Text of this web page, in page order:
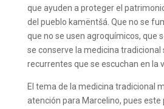
que ayuden a proteger el
del pueblo kamëntšá. Que no se
que no se usen agroquímicos, que
se conserve la medicina tradicional
recurrentes que se escuchan en la
El tema de la medicina tradicional
atención para Marcelino, pues este